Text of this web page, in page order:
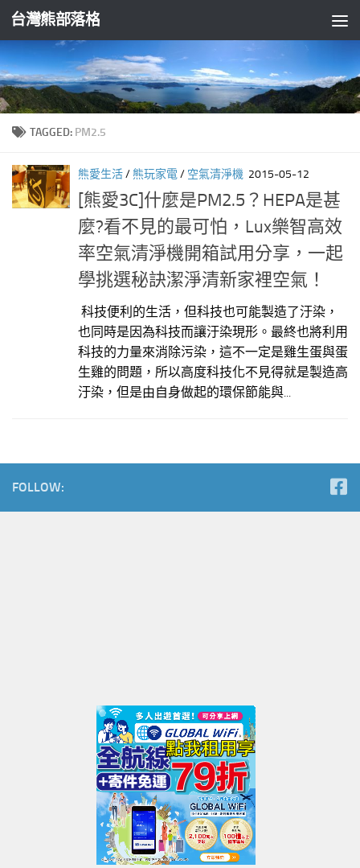
Skip to content
台灣熊部落格
TAGGED: PM2.5
熊愛生活/ 熊玩家電/ 空氣清淨機 2015-05-12
[熊愛3C]什麼是PM2.5？HEPA是甚
麼?看不見的最可怕，Lux樂智高效
率空氣清淨機開箱試用分享，一起
學挑選秘訣潔淨清新家裡空氣！
科技便利的生活，但科技也可能製造了汙染，
也同時是因為科技而讓汙染現形。最終也將利用
科技的力量來消除污染，這不一定是雞生蛋與蛋
生雞的問題，所以高度科技化不見得就是製造高
汙染，但是由自身做起的環保節能與...
FOLLOW: